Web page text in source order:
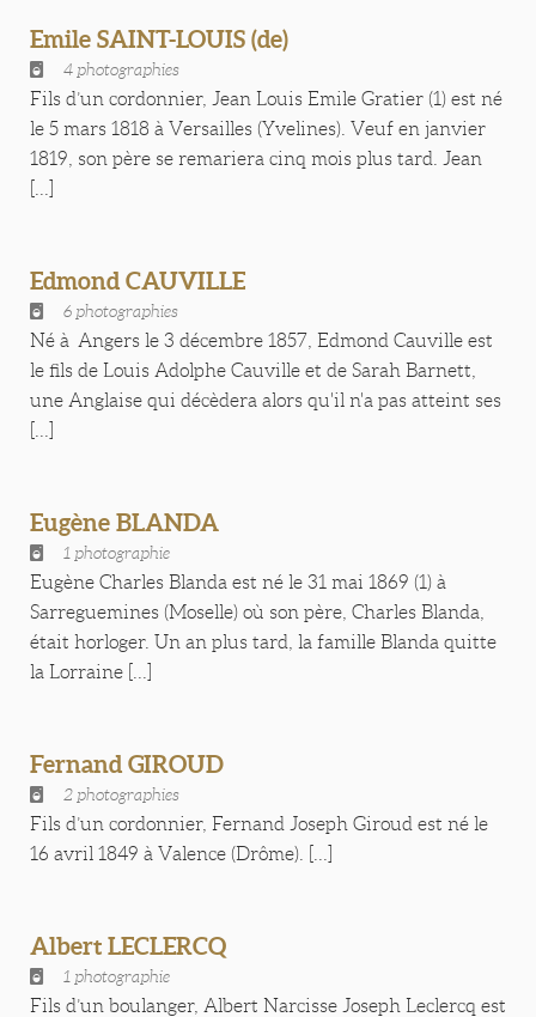
Emile SAINT-LOUIS (de)
4 photographies
Fils d’un cordonnier, Jean Louis Emile Gratier (1) est né
le 5 mars 1818 à Versailles (Yvelines). Veuf en janvier
1819, son père se remariera cinq mois plus tard. Jean
Edmond CAUVILLE
6 photographies
Né à Angers le 3 décembre 1857, Edmond Cauville est
le fils de Louis Adolphe Cauville et de Sarah Barnett,
une Anglaise qui décèdera alors qu'il n'a pas atteint ses
Eugène BLANDA
1 photographie
Eugène Charles Blanda est né le 31 mai 1869 (1) à
Sarreguemines (Moselle) où son père, Charles Blanda,
était horloger. Un an plus tard, la famille Blanda quitte
la Lorraine [...]
Fernand GIROUD
2 photographies
Fils d’un cordonnier, Fernand Joseph Giroud est né le
16 avril 1849 à Valence (Drôme). [...]
Albert LECLERCQ
1 photographie
Fils d’un boulanger, Albert Narcisse Joseph Leclercq est